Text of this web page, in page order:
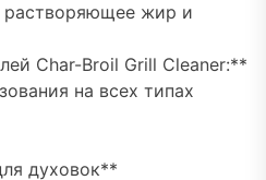
растворяющее жир и
Char-Broil Grill Cleaner:**
на всех типах
духовок**